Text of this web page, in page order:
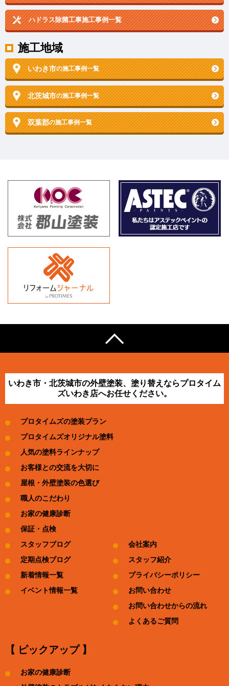
ハドラス除菌工事施工事例一覧
施工地域
いわき市の施工事例一覧
北茨城市の施工事例一覧
双葉郡の施工事例一覧
いわき市・北茨城市の外壁塗装、塗り替えならプロタイム
ズいわき店へお任せください。
プロタイムズの塗装プラン
プロタイムズオリジナル塗料
人気の塗料ラインナップ
お客様との交流を大切に
屋根・外壁塗装の色選び
職人のこだわり
お家の健康診断
保証・点検
スタッフブログ
定期点検ブログ
新着情報一覧
イベント情報一覧
会社案内
スタッフ紹介
プライバシーポリシー
お問い合わせ
お問い合わせからの流れ
よくあるご質問
【 ピックアップ 】
お家の健康診断